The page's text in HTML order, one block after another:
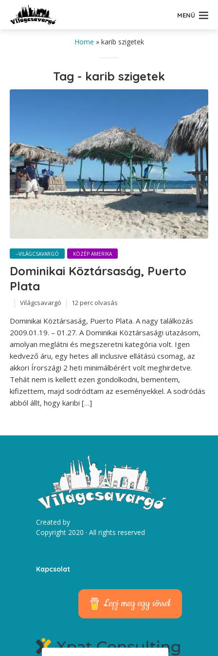
MENÜ
Home » karib szigetek
Tag - karib szigetek
--VILÁGCSAVARGÓ KÖZÉP AMERIKA
Dominikai Köztársaság, Puerto
Plata
Világcsavargó 12 perc olvasás
Dominikai Köztársaság, Puerto Plata. A nagy találkozás
2009.01.19. – 01.27. A Dominikai Köztársasági utazásom,
amolyan meglátni és megszeretni kategória volt. Igen
kedvező áru, egy hetes all inclusive ellátású csomag, az
akkori Írországi 2 heti minimálbérért volt meghirdetve.
Tehát nem is kellett ezen gondolkodni, bementem,
kifizettem, majd sodródtam az eseményekkel. A sodródás
abból állt, hogy karibi […]
Created by
Copyright 2020 · All rights reserved
Kapcsolat
Lepj meg egy sörrel